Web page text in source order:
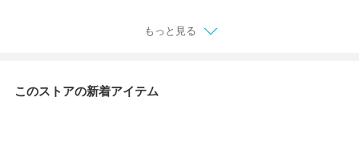
もっと見る
このストアの新着アイテム